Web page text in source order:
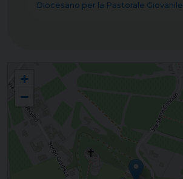
Diocesano per la Pastorale Giovanile
+
−